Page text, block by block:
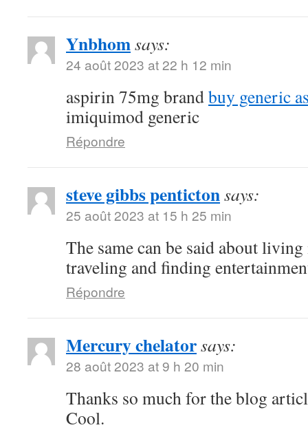
Ynbhomsays:
24 août 2023 at 22 h 12 min
aspirin 75mg brandbuy generic
imiquimod generic
Répondre
steve gibbs pentictonsays:
25 août 2023 at 15 h 25 min
The same can be said about
traveling and finding
Répondre
Mercury chelatorsays:
28 août 2023 at 9 h 20 min
Thanks so much for the blog
Cool.